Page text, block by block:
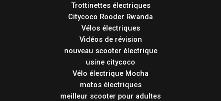
Trottinettes électriques
Citycoco Rooder Rwanda
Vélos électriques
Vidéos de révision
nouveau scooter électrique
usine citycoco
Vélo électrique Mocha
motos électriques
meilleur scooter pour adultes